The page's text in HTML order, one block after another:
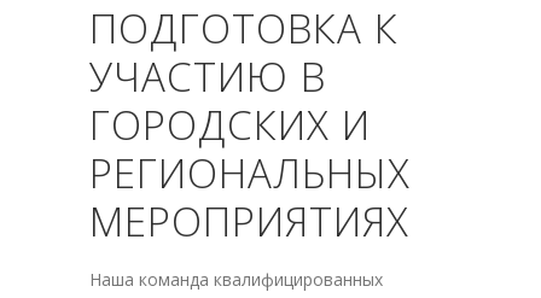
ПОДГОТОВКА К
УЧАСТИЮ В
ГОРОДСКИХ И
РЕГИОНАЛЬНЫХ
МЕРОПРИЯТИЯХ
Наша команда квалифицированных